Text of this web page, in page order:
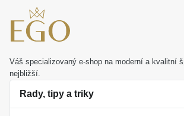
Váš specializovaný e-shop na moderní a kvalitní
nejbližší.
Rady, tipy a triky